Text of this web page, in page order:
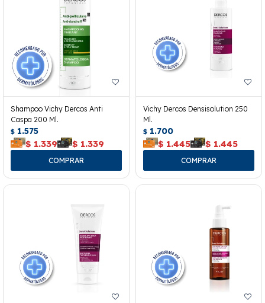
Shampoo Vichy Dercos Anti
Caspa 200 Ml.
$ 1.575
$ 1.339 $ 1.339
Vichy Dercos Densisolution 250
Ml.
$ 1.700
$ 1.445 $ 1.445